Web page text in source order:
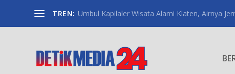
TREN: Umbul Kapilaler Wisata Alami Klaten, Airnya